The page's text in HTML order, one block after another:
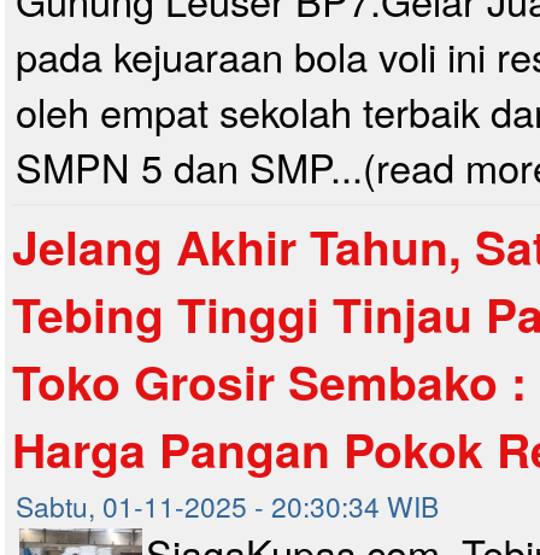
pada kejuaraan bola voli ini
oleh empat sekolah terbaik
SMPN 5 dan SMP...(read
Jelang Akhir Tahun,
Tebing Tinggi Tinjau
Toko Grosir Sembako
Harga Pangan Pokok
Sabtu, 01-11-2025 - 20:30:34 WIB